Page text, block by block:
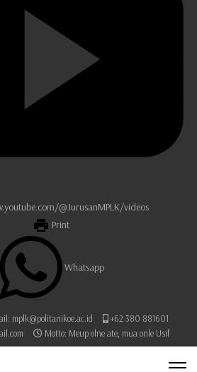
@JurusanMPLK/videos
Print
Whatsapp
mplk@politanikoe.ac.id
+62 380 881601
Motto: Meup olne ate, mua onle Usif